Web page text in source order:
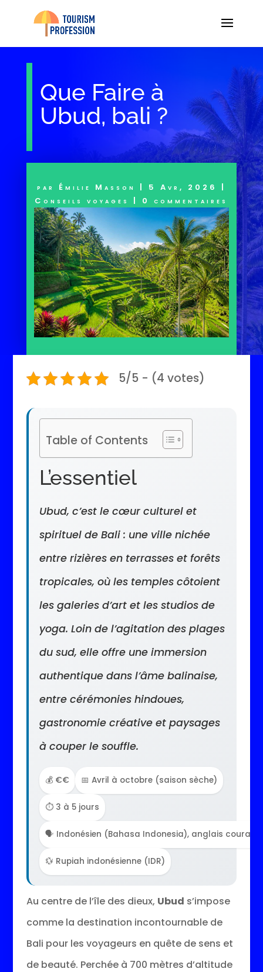
Que Faire à
Ubud, bali ?
par Émilie Masson | 5 Avr, 2026
|
Conseils voyages
| 0 commentaires
5/5 - (4 votes)
Table of Contents
L’essentiel
Ubud, c’est le cœur culturel et
spirituel de Bali : une ville nichée
entre rizières en terrasses et forêts
tropicales, où les temples côtoient
les galeries d’art et les studios de
yoga. Loin de l’agitation des plages
du sud, elle offre une immersion
authentique dans l’âme balinaise,
entre cérémonies hindoues,
gastronomie créative et paysages
à couper le souffle.
💰 €€ 📅 Avril à octobre (saison sèche)
⏱️ 3 à 5 jours
🗣️ Indonésien (Bahasa Indonesia), anglais courant
💱 Rupiah indonésienne (IDR)
Au centre de l’île des dieux, Ubud s’impose
comme la destination incontournable de
Bali pour les voyageurs en quête de sens et
de beauté. Perchée à 700 mètres d’altitude